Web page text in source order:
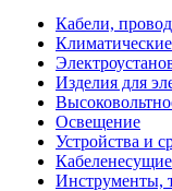
Кабели,
Изделия для
Освещение
Устройства и
Инструменты,